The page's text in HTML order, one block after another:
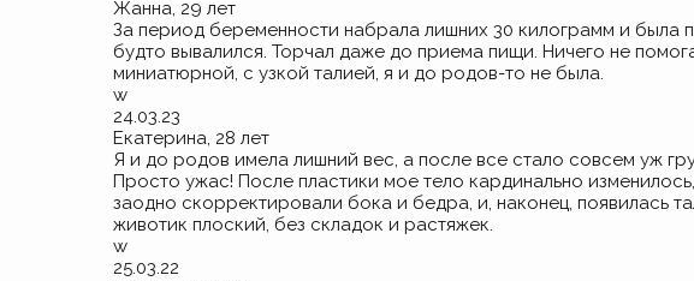
Жанна, 29 лет
За период беременности набрала лишних 30 килограмм и была
будто вывалился. Торчал даже до приема пищи. Ничего не
миниатюрной, с узкой талией, я и дородов-то не была.
w
24.03.23
Екатерина, 28 лет
Я и до родов имела лишний вес, а после все стало совсем уж
Просто ужас! После пластики мое тело кардинально
заодно скорректировали бока и бедра, и, наконец, появилась
животик плоский, без складок и растяжек.
w
25.03.22